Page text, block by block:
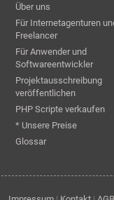
Über uns
Für Internetagenturen
Freelancer
Für Anwender und
Softwareentwickler
Projektausschreibung
veröffentlichen
PHP Scripte verkaufen
* Unsere Preise
Glossar